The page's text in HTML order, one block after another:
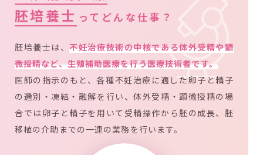
胚培養士 ってどんな仕事？
胚培養士は、不妊治療技術の中核である体外受精や顕
微授精など、生殖補助医療を行う医療技術者です。
医師の指示のもと、各種不妊治療に適した卵子と精子
の選別・凍結・融解を行い、体外受精・顕微授精の場
合では卵子と精子を用いて受精操作から胚の成長、胚
移植の介助までの一連の業務を行います。